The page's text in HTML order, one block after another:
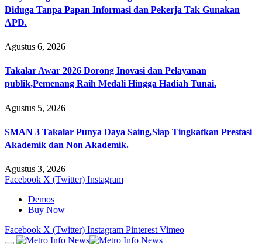
Diduga Tanpa Papan Informasi dan Pekerja Tak Gunakan
APD.
Agustus 6, 2026
Takalar Awar 2026 Dorong Inovasi dan Pelayanan
publik,Pemenang Raih Medali Hingga Hadiah Tunai.
Agustus 5, 2026
SMAN 3 Takalar Punya Daya Saing,Siap Tingkatkan Prestasi
Akademik dan Non Akademik.
Agustus 3, 2026
Facebook X (Twitter) Instagram
Demos
Buy Now
Facebook X (Twitter) Instagram Pinterest Vimeo